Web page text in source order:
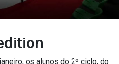
os alunos do 2º ciclo, do